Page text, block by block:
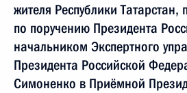
жителя Республики Татарстан,
по поручению Президента
начальником Экспертного
Президента Российской
Симоненко в Приёмной